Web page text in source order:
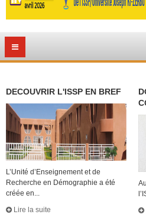
DECOUVRIR L'ISSP EN BREF
L’Unité d’Enseignement et de
Recherche en Démographie a été
créée en...
Lire la suite